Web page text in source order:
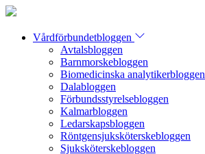
Vårdförbundetbloggen
Avtalsbloggen
Barnmorskebloggen
Biomedicinska analytikerbloggen
Dalabloggen
Förbundsstyrelsebloggen
Kalmarbloggen
Ledarskapsbloggen
Röntgensjuksköterskebloggen
Sjuksköterskebloggen